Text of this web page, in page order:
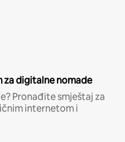
za digitalne nomade
Pronađite smještaj za
internetom i